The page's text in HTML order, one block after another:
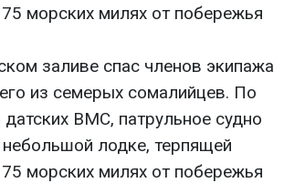
морских милях от побережья
заливе спас членов экипажа
из семерых сомалийцев. По
ВМС, патрульное судно
лодке, терпящей
морских милях от побережья